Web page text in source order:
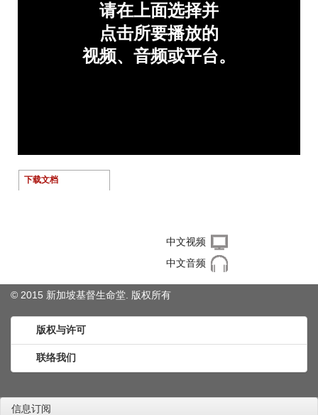
下载文档
中文视频
中文音频
© 2015 新加坡基督生命堂. 版权所有
版权与许可
联络我们
信息订阅